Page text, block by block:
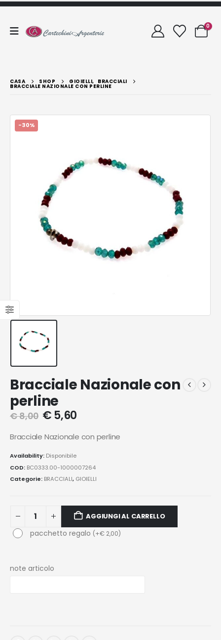
0
CASA SHOP GIOIELLI, BRACCIALI
BRACCIALE NAZIONALE CON PERLINE
-30%
Bracciale Nazionale con
perline
€8,00 €5,60
Bracciale Nazionale con perline
Availability: Disponibile
COD: BC0333.00-1000007264
Categorie: BRACCIALI, GIOIELLI
AGGIUNGI AL CARRELLO
pacchetto regalo (+€2,00)
note articolo